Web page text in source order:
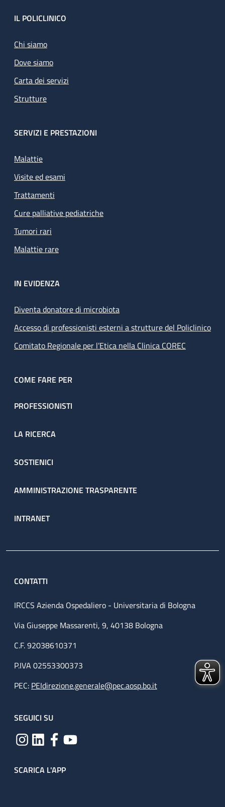
Footer
IL POLICLINICO
Chi siamo
Dove siamo
Carta dei servizi
Strutture
SERVIZI E PRESTAZIONI
Malattie
Visite ed esami
Trattamenti
Cure palliative pediatriche
Tumori rari
Malattie rare
IN EVIDENZA
Diventa donatore di microbiota
Accesso di professionisti esterni a strutture del Policlinico
Comitato Regionale per l’Etica nella Clinica COREC
COME FARE PER
PROFESSIONISTI
LA RICERCA
SOSTIENICI
AMMINISTRAZIONE TRASPARENTE
INTRANET
CONTATTI
IRCCS Azienda Ospedaliero - Universitaria di Bologna
Via Giuseppe Massarenti, 9, 40138 Bologna
C.F. 92038610371
P.IVA 02553300373
PEC: PEIdirezione.generale@pec.aosp.bo.it
SEGUICI SU
SCARICA L'APP